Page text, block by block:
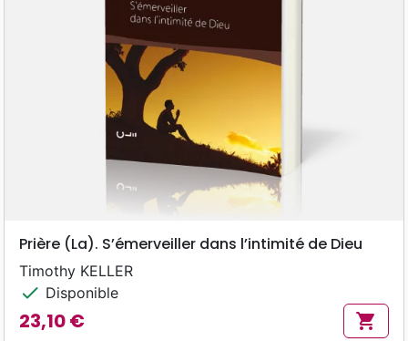
Prière (La). S’émerveiller dans l’intimité de Dieu
Timothy KELLER
check Disponible
Prix
23,10 € shopping_cart